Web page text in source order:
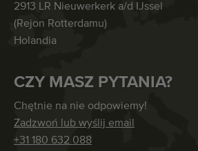
2913 LR Nieuwerkerk a/d IJssel
(Rejon Rotterdamu)
Holandia
CZY MASZ PYTANIA?
Chętnie na nie odpowiemy!
Zadzwoń lub wyślij email
+31 180 632 088